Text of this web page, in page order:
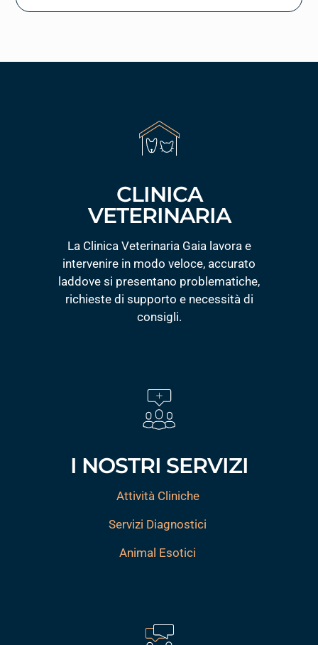
CLINICA
VETERINARIA
La Clinica Veterinaria Gaia lavora e
intervenire in modo veloce, accurato
laddove si presentano problematiche,
richieste di supporto e necessità di
consigli.
I NOSTRI SERVIZI
Attività Cliniche
Servizi Diagnostici
Animal Esotici